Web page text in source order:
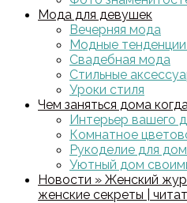
Мода для девушек
Вечерняя мода
Модные
Свадебная мода
Стильные
Уроки стиля
Чем заняться дома
Интерьер вашего
Комнатное
Рукоделие для
Уютный дом
Новости » Женский
женские секреты |